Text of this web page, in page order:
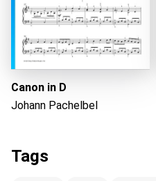
Canon in D
Johann Pachelbel
Tags